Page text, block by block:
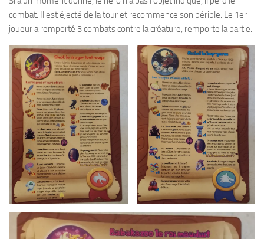
combat. Il est éjecté de la tour et recommence son périple. Le 1er
joueur a remporté 3 combats contre la créature, remporte la partie.